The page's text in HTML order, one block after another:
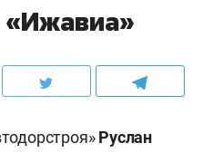
«Ижавиа»
Руслан